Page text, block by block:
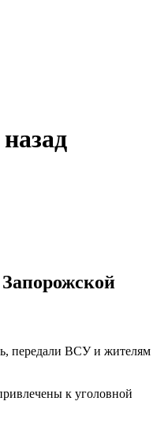
передали ВСУ и жителям
к уголовной